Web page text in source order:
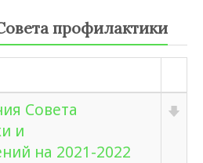
профилактики
Совета
и
на 2021-2022